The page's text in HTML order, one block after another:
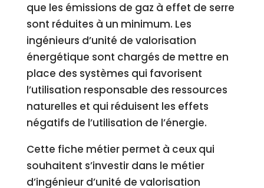
que les émissions de gaz à effet de serre
sont réduites à un minimum. Les
ingénieurs d’unité de valorisation
énergétique sont chargés de mettre en
place des systèmes qui favorisent
l’utilisation responsable des ressources
naturelles et qui réduisent les effets
négatifs de l’utilisation de l’énergie.
Cette fiche métier permet à ceux qui
souhaitent s’investir dans le métier
d’ingénieur d’unité de valorisation